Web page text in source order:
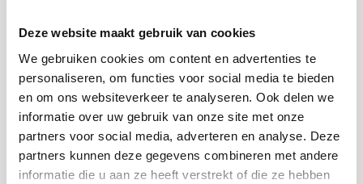
Deze website maakt gebruik van cookies
We gebruiken cookies om content en advertenties te
personaliseren, om functies voor social media te bieden
en om ons websiteverkeer te analyseren. Ook delen we
informatie over uw gebruik van onze site met onze
partners voor social media, adverteren en analyse. Deze
partners kunnen deze gegevens combineren met andere
informatie die u aan ze heeft verstrekt of die ze hebben
Franco vanaf € 150,-
Leverbaar uit voorraad
Advies op maat
Snelle levering